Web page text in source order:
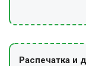
Распечатка и